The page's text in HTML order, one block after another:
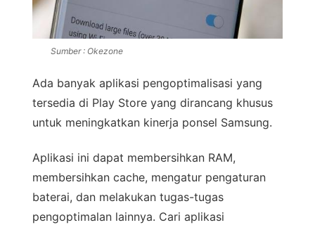
Sumber : Okezone
Ada banyak aplikasi pengoptimalisasi yang
tersedia di Play Store yang dirancang khusus
untuk meningkatkan kinerja ponsel Samsung.
Aplikasi ini dapat membersihkan RAM,
membersihkan cache, mengatur pengaturan
baterai, dan melakukan tugas-tugas
pengoptimalan lainnya. Cari aplikasi